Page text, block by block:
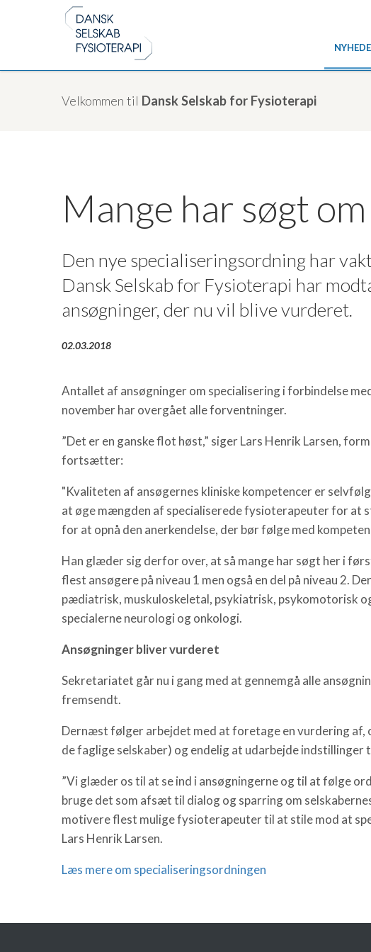
Velkommen til Dansk Selskab for Fysioterapi
Mange har søgt
Den nye specialiseringsordning har
Dansk Selskab for Fysioterapi har
ansøgninger, der nu vil blive vurderet.
02.03.2018
Antallet af ansøgninger om specialisering i forbindelse
november har overgået alle forventninger.
”Det er en ganske flot høst,” siger Lars Henrik Larsen,
fortsætter:
"Kvaliteten af ansøgernes kliniske kompetencer er
at øge mængden af specialiserede fysioterapeuter for at
for at opnå den anerkendelse, der bør følge med
Han glæder sig derfor over, at så mange har søgt her i
flest ansøgere på niveau 1 men også en del på niveau 2.
pædiatrisk, muskuloskeletal, psykiatrisk, psykomotorisk
specialerne neurologi og onkologi.
Ansøgninger bliver vurderet
Sekretariatet går nu i gang med at gennemgå alle
fremsendt.
Dernæst følger arbejdet med at foretage en vurdering af,
de faglige selskaber) og endelig at udarbejde indstillinger
”Vi glæder os til at se ind i ansøgningerne og til at følge
bruge det som afsæt til dialog og sparring om
motivere flest mulige fysioterapeuter til at stile mod at
Lars Henrik Larsen.
Læs mere om specialiseringsordningen